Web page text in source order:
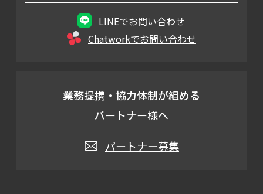
LINEでお問い合わせ
Chatworkでお問い合わせ
業務提携・協力体制が組める
パートナー様へ
パートナー募集